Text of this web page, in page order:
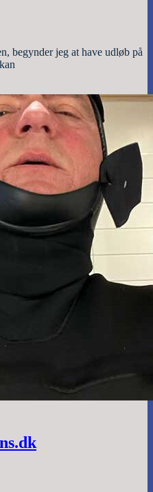
begynder jeg at have udløb på